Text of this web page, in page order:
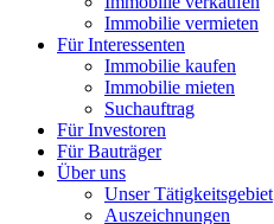
Immobilie vermieten
Für Interessenten
Immobilie kaufen
Immobilie mieten
Suchauftrag
Für Investoren
Für Bauträger
Über uns
Unser Tätigkeitsgebiet
Auszeichnungen